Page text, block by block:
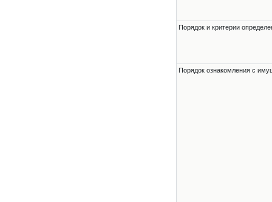
Порядок и критерии
Порядок ознакомления с